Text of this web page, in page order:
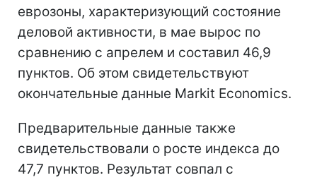
еврозоны, характеризующий состояние
деловой активности, в мае вырос по
сравнению с апрелем и составил 46,9
пунктов. Об этом свидетельствуют
окончательные данные Markit Economics.
Предварительные данные также
свидетельствовали о росте индекса до
47,7 пунктов. Результат совпал с